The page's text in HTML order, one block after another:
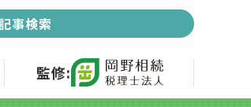
監修: